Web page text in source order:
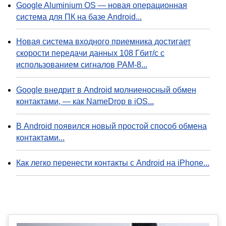
Google Aluminium OS — новая операционная
система для ПК на базе Android...
Новая система входного приемника достигает
скорости передачи данных 108 Гбит/с с
использованием сигналов PAM-8...
Google внедрит в Android молниеносный обмен
контактами, — как NameDrop в iOS...
В Android появился новый простой способ обмена
контактами...
Как легко перенести контакты с Android на iPhone...